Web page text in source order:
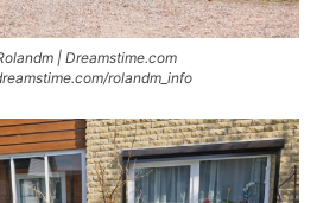
| Dreamstime.com
rolandm_info